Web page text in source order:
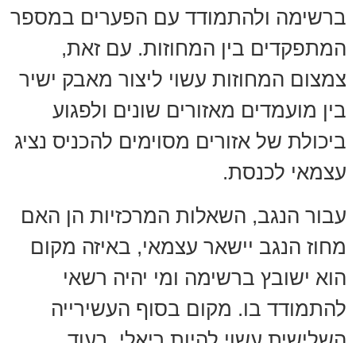
ברשימה ולהתמודד עם הפערים במספר
המתפקדים בין המחוזות. עם זאת,
צמצום המחוזות עשוי ליצור מאבק ישיר
בין מועמדים מאזורים שונים ולפגוע
ביכולת של אזורים מסוימים להכניס נציג
עצמאי לכנסת.
עבור הנגב, השאלות המרכזיות הן האם
מחוז הנגב יישאר עצמאי, באיזה מקום
הוא ישובץ ברשימה ומי יהיה רשאי
להתמודד בו. מקום בסוף העשירייה